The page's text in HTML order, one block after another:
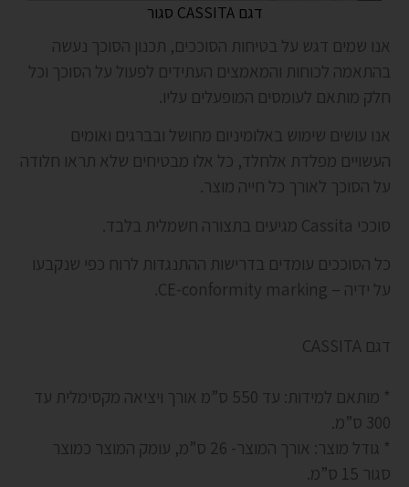
דגם CASSITA סגור
אנו שמים דגש על בטיחות הסוככים, תכנון הסוכך נעשה
בהתאמה לכוחות והמאמצים העתידים לפעול על הסוכך וכל
חלק מותאם לעומסים המופעלים עליו.
אנו עושים שימוש באלומיניום מחושל ובברגים ואומים
העשויים מפלדת אלחלד, כל אלו מבטיחים שלא תראו חלודה
על הסוכך לאורך כל חייה מוצר.
סוככי Cassita מגיעים בתצורה חשמלית בלבד.
כל הסוככים עומדים בדרישות ההתנגדות לרוח כפי שנקבעו
על ידיה – CE-conformity marking.
דגם CASSITA
* מותאם למידות: עד 550 ס”מ אורך ויציאה מקסימלית עד
300 ס”מ.
* גודל מוצר: אורך המוצר- 26 ס”מ, עומק המוצר כמוצר
סגור 15 ס”מ.